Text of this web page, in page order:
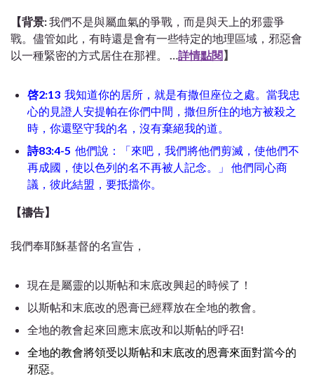
【背景:我們不是與屬血氣的爭戰，而是與天上的邪靈爭
戰。儘管如此，有時還是會有一些特定的地理區域，邪惡會
以一種緊密的方式居住在那裡。
詳情點閱】
啓2:13 我知道你的居所，就是有撒但座位之處。當我忠
心的見證人安提帕在你們中間，撒但所住的地方被殺之
時，你還堅守我的名，沒有棄絕我的道。
詩83:4-5 他們說：「來吧，我們將他們剪滅，使他們不
再成國，使以色列的名不再被人記念。」
他們同心商
議，彼此結盟，要抵擋你。
【禱告】
我們奉耶穌基督的名宣告，
現在是屬靈的以斯帖和末底改興起的時候了！
以斯帖和末底改的恩膏已經釋放在全地的教會。
全地的教會起來回應末底改和以斯帖的呼召!
全地的教會將領受以斯帖和末底改的恩膏來面對當今的
邪惡。